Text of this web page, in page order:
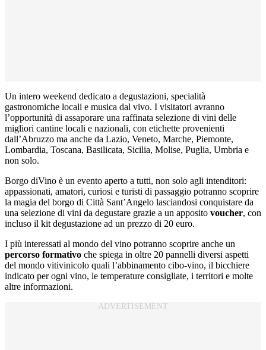
Un intero weekend dedicato a degustazioni, specialità
gastronomiche locali e musica dal vivo. I visitatori avranno
l’opportunità di assaporare una raffinata selezione di vini delle
migliori cantine locali e nazionali, con etichette provenienti
dall’Abruzzo ma anche da Lazio, Veneto, Marche, Piemonte,
Lombardia, Toscana, Basilicata, Sicilia, Molise, Puglia, Umbria e
non solo.
Borgo diVino è un evento aperto a tutti, non solo agli intenditori:
appassionati, amatori, curiosi e turisti di passaggio potranno scoprire
la magia del borgo di Città Sant’Angelo lasciandosi conquistare da
una selezione di vini da degustare grazie a un apposito voucher, con
incluso il kit degustazione ad un prezzo di 20 euro.
I più interessati al mondo del vino potranno scoprire anche un
percorso formativo che spiega in oltre 20 pannelli diversi aspetti
del mondo vitivinicolo quali l’abbinamento cibo-vino, il bicchiere
indicato per ogni vino, le temperature consigliate, i territori e molte
altre informazioni.